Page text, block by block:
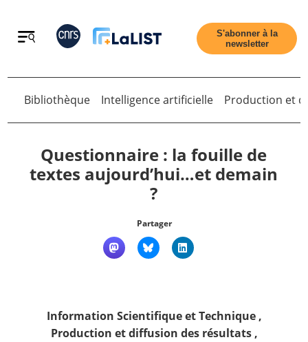
Retour
Contact
S'abonner à la
newsletter
Retour
Bibliothèque Intelligence artificielle Production et
Questionnaire : la fouille de
textes aujourd’hui…et demain
?
Partager
Information Scientifique et Technique,
Production et diffusion des résultats,